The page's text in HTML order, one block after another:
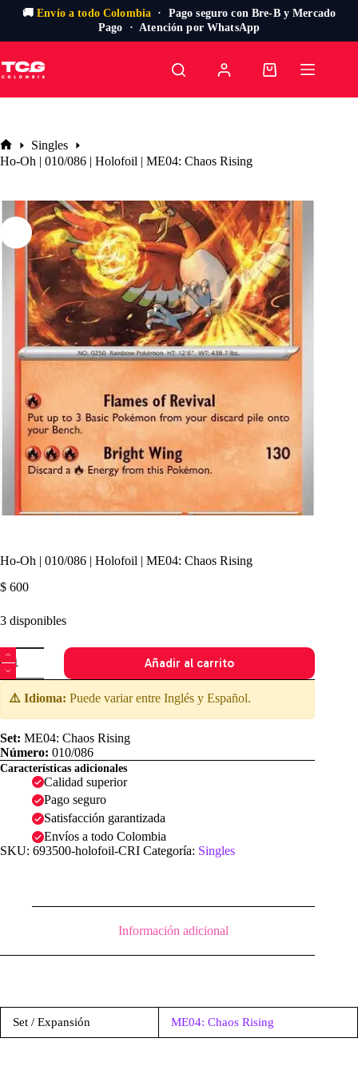
🚚Envío a todo Colombia · Pago seguro con Bre-B y Mercado
Pago · Atención por WhatsApp
al
contenido
Carro
Inicio
Singles
Ho-Oh | 010/086 | Holofoil | ME04: Chaos Rising
Ho-Oh | 010/086 | Holofoil | ME04: Chaos Rising
$ 600
3 disponibles
Ho-
Oh
|
010/086
Holofoil
|
ME04:
Chaos
Rising
cantidad
Añadir al carrito
⚠️ Idioma: Puede variar entre Inglés y Español.
Set: ME04: Chaos Rising
Número: 010/086
Características adicionales
Calidad superior
Pago seguro
Satisfacción garantizada
Envíos a todo Colombia
SKU: 693500-holofoil-CRI Categoría: Singles
Información adicional
Set / Expansión ME04: Chaos Rising